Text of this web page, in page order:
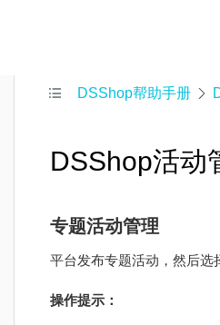
 DSShop帮助手册 
DSShop活动
专题活动管理
平台发布专题活动，然后选
操作提示：